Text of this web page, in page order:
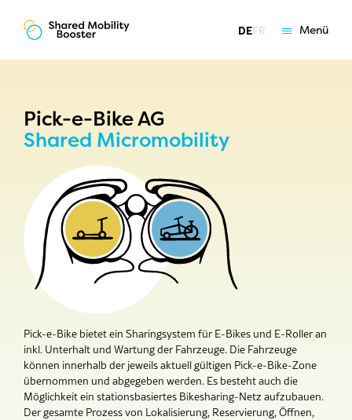
DEFR Menü
Coaching
Über uns
Pick-e-Bike AG
Shared Micromobility
Pick-e-Bike bietet ein Sharingsystem für E-Bikes und E-Roller an
inkl. Unterhalt und Wartung der Fahrzeuge. Die Fahrzeuge
können innerhalb der jeweils aktuell gültigen Pick-e-Bike-Zone
übernommen und abgegeben werden. Es besteht auch die
Möglichkeit ein stationsbasiertes Bikesharing-Netz aufzubauen.
Der gesamte Prozess von Lokalisierung, Reservierung, Öffnen,